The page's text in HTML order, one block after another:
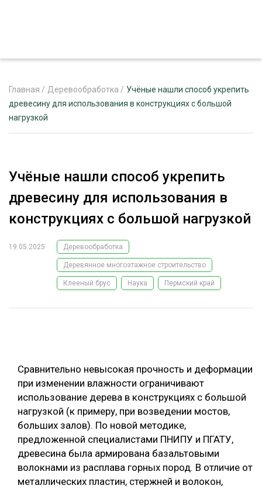
ЖУРНАЛ «ЛЕСНОЙ КОМПЛЕКС»
РЕКЛАМОДАТЕЛЯМ
ЛЕСОЗАГОТОВКА
ОБРАБОТКА ДРЕВЕСИНЫ
ПРОИЗВОДСТВО ДРЕВЕСНЫХ ПЛИТ
КОМПЛЕКСНАЯ ПЕРЕРАБОТКА
ЛЕСОПИЛЕНИЕ
ДЕРЕВЯННОЕ ДОМОСТРОЕНИЕ
ПОДБОРКИ СТАТЕЙ
ЭКСПЕРТНОЕ МНЕНИЕ
Главная / Деревообработка / Учёные нашли способ укрепить
древесину для использования в конструкциях с большой
нагрузкой
Учёные нашли способ укрепить
древесину для использования в
конструкциях с большой нагрузкой
19.05.2025 Деревообработка
Деревянное многоэтажное строительство
Клееный брус Наука Пермский край
Сравнительно невысокая прочность и деформации
при изменении влажности ограничивают
использование дерева в конструкциях с большой
нагрузкой (к примеру, при возведении мостов,
больших залов). По новой методике,
предложенной специалистами ПНИПУ и ПГАТУ,
древесина была армирована базальтовыми
волокнами из расплава горных пород. В отличие от
металлических пластин, стержней и волокон,